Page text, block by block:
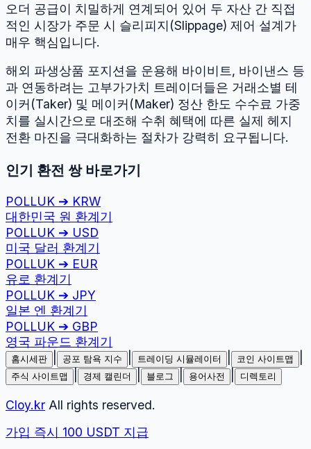
오더 공급이 치밀하게 연계되어 있어 두 자산 간 직접
적인 시장가 주문 시 슬리피지(Slippage) 제어 설계가
매우 핵심입니다.
해외 파생상품 포지션을 운용해 바이비트, 바이낸스 등
과 연동하려는 고부가가치 트레이더들은 거래소별 테
이커(Taker) 및 메이커(Maker) 정산 한도 수수료 가중
치를 실시간으로 대조해 수취 혜택에 따른 실제 헤지
전환 마진을 극대화하는 절차가 강력히 요구됩니다.
인기 환전 쌍 바로가기
POLLUK ➔ KRW
대한민국 원 환계기
POLLUK ➔ USD
미국 달러 환계기
POLLUK ➔ EUR
유로 환계기
POLLUK ➔ JPY
일본 엔 환계기
POLLUK ➔ GBP
영국 파운드 환계기
홈시세판 공포 탐욕 지수 트레이딩 시뮬레이터 코인 사이트맵
주식 사이트맵 경제 캘린더 블로그 용어사전 디렉토리
Cloy.kr All rights reserved.
가입 즉시 100 USDT 지급